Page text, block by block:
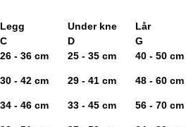
Legg
C
Under kne
D
Lår
G
26 - 36 cm 25 - 35 cm 40 - 50 cm
30 - 42 cm 29 - 41 cm 48 - 60 cm
34 - 46 cm 33 - 45 cm 56 - 70 cm